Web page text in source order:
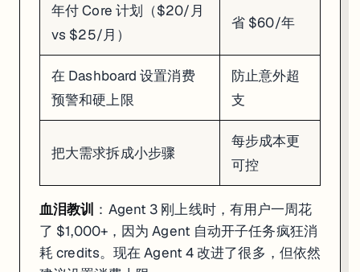
对我们的启示：
生产数据永远不要让 AI 直接操作
重要操作前必须手动创建 Checkpoint
设置好开发环境和生产环境的分离
AI 工具现阶段还不能完全信任，人类必须在关键节点做 review
年付 Core 计划（$20/月
vs $25/月）
省 $60/年
在 Dashboard 设置消费
预警和硬上限
防止意外超
支
把大需求拆成小步骤
每步成本更
可控
血泪教训 ：Agent 3 刚上线时，有用户一周花
了 $1,000+，因为 Agent 自动开子任务疯狂消
耗 credits。现在 Agent 4 改进了很多，但依然